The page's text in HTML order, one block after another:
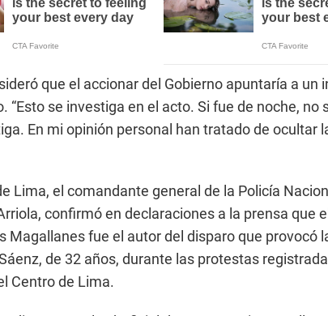
que el accionar del Gobierno apuntaría a un
“Esto se investiga en el acto. Si fue de noche, no
En mi opinión personal han tratado de ocultar
Lima, el comandante general de la Policía
confirmó en declaraciones a la prensa que
Magallanes fue el autor del disparo que provocó
de 32 años, durante las protestas
Centro de Lima.